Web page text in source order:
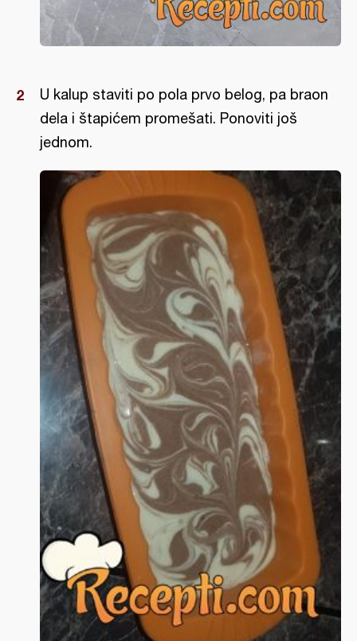
U kalup staviti po pola prvo belog, pa braon
dela i štapićem promešati. Ponoviti još
jednom.